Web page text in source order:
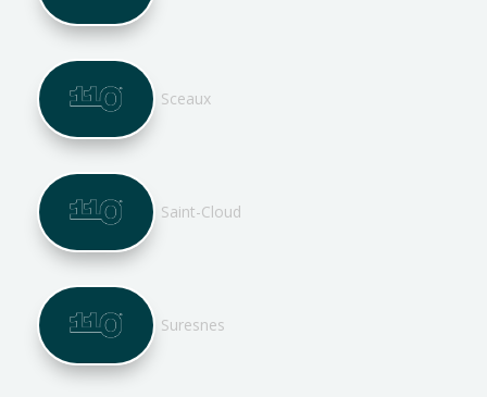
Sceaux
Saint-Cloud
Suresnes